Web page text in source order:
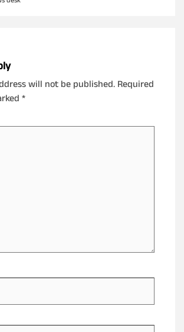
will not be published. Required
*